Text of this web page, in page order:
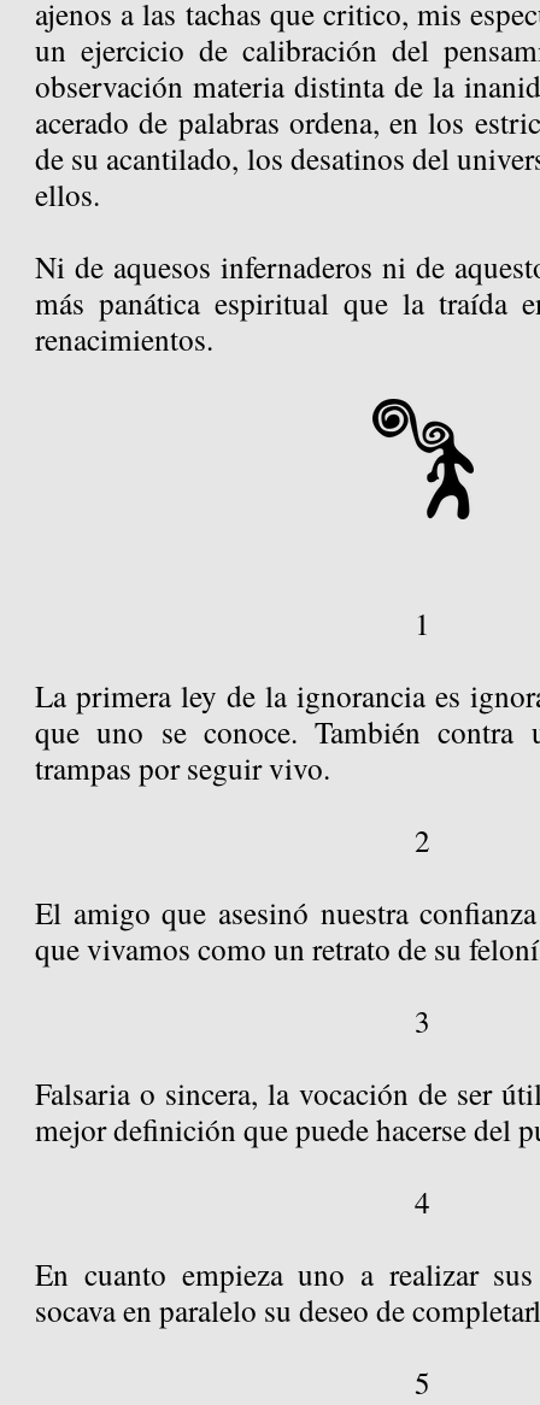
ajenos a las tachas que critico, mis
un ejercicio de calibración del
observación materia distinta de la
acerado de palabras ordena, en los
de su acantilado, los desatinos del
ellos.
Ni de aquesos infernaderos ni de
más panática espiritual que la traída
renacimientos.
1
La primera ley de la ignorancia es
que uno se conoce. También contra
trampas por seguir vivo.
2
El amigo que asesinó nuestra
que vivamos como un retrato de su
3
Falsaria o sincera, la vocación de ser
mejor definición que puede hacerse del
4
En cuanto empieza uno a realizar
socava en paralelo su deseo de
5